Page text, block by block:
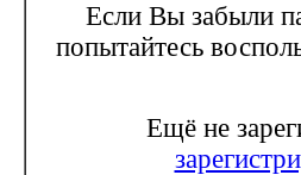
Если Вы забыли
попытайтесь
Ещё не